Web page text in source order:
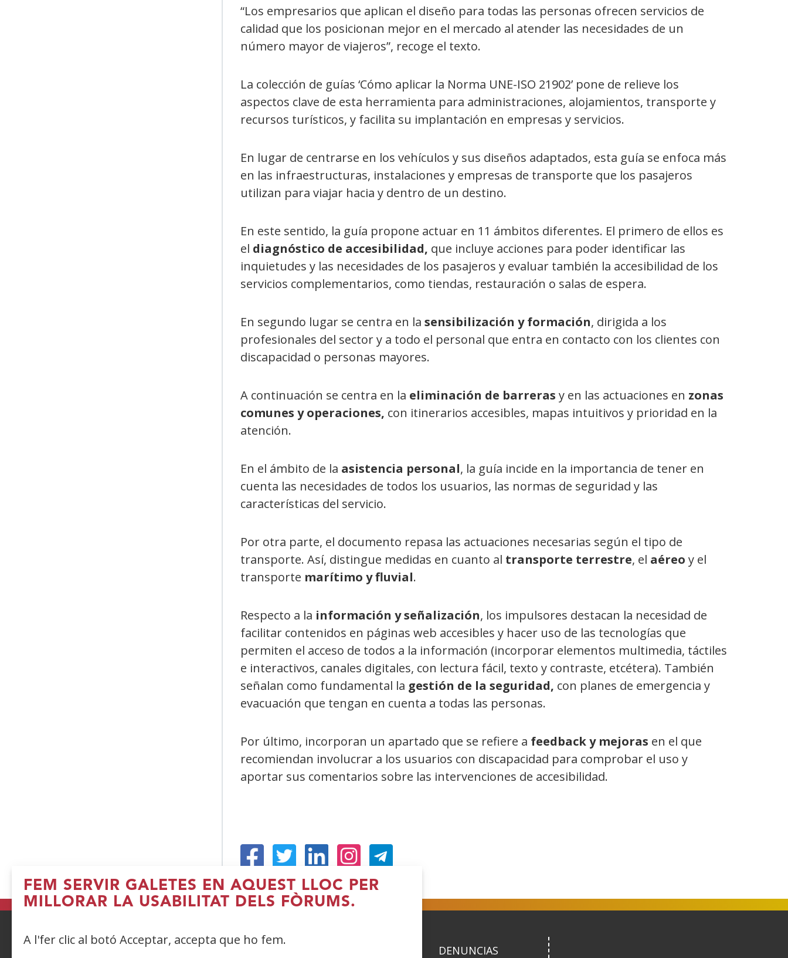
FEM SERVIR GALETES EN AQUEST LLOC PER
MILLORAR LA USABILITAT DELS FÒRUMS.
A l'fer clic al botó Acceptar, accepta que ho fem.
“Los empresarios que aplican el diseño para todas las personas ofrecen servicios de
calidad que los posicionan mejor en el mercado al atender las necesidades de un
número mayor de viajeros”, recoge el texto.
La colección de guías ‘Cómo aplicar la Norma UNE-ISO 21902’ pone de relieve los
aspectos clave de esta herramienta para administraciones, alojamientos, transporte y
recursos turísticos, y facilita su implantación en empresas y servicios.
En lugar de centrarse en los vehículos y sus diseños adaptados, esta guía se enfoca más
en las infraestructuras, instalaciones y empresas de transporte que los pasajeros
utilizan para viajar hacia y dentro de un destino.
En este sentido, la guía propone actuar en 11 ámbitos diferentes. El primero de ellos es
el diagnóstico de accesibilidad, que incluye acciones para poder identificar las
inquietudes y las necesidades de los pasajeros y evaluar también la accesibilidad de los
servicios complementarios, como tiendas, restauración o salas de espera.
En segundo lugar se centra en la sensibilización y formación, dirigida a los
profesionales del sector y a todo el personal que entra en contacto con los clientes con
discapacidad o personas mayores.
A continuación se centra en la eliminación de barreras y en las actuaciones en zonas
comunes y operaciones, con itinerarios accesibles, mapas intuitivos y prioridad en la
atención.
En el ámbito de la asistencia personal, la guía incide en la importancia de tener en
cuenta las necesidades de todos los usuarios, las normas de seguridad y las
características del servicio.
Por otra parte, el documento repasa las actuaciones necesarias según el tipo de
transporte. Así, distingue medidas en cuanto al transporte terrestre, el aéreo y el
transporte marítimo y fluvial.
Respecto a la información y señalización, los impulsores destacan la necesidad de
facilitar contenidos en páginas web accesibles y hacer uso de las tecnologías que
permiten el acceso de todos a la información (incorporar elementos multimedia, táctiles
e interactivos, canales digitales, con lectura fácil, texto y contraste, etcétera). También
señalan como fundamental la gestión de la seguridad, con planes de emergencia y
evacuación que tengan en cuenta a todas las personas.
Por último, incorporan un apartado que se refiere a feedback y mejoras en el que
recomiendan involucrar a los usuarios con discapacidad para comprobar el uso y
aportar sus comentarios sobre las intervenciones de accesibilidad.
(Obre
en
una
nova)
(Obre
en
una
nova)
(Obre
en
una
(Obre
en
una
AVISO LEGAL DENUNCIAS